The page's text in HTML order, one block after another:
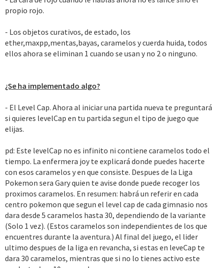
propio rojo.
- Los objetos curativos, de estado, los
ether,maxpp,mentas,bayas, caramelos y cuerda huida, todos
ellos ahora se eliminan 1 cuando se usan y no 2 o ninguno.
¿Se ha implementado algo?
- El Level Cap. Ahora al iniciar una partida nueva te preguntará
si quieres levelCap en tu partida segun el tipo de juego que
elijas.
pd: Este levelCap no es infinito ni contiene caramelos todo el
tiempo. La enfermera joy te explicará donde puedes hacerte
con esos caramelos y en que consiste. Despues de la Liga
Pokemon sera Gary quien te avise donde puede recoger los
proximos caramelos. En resumen: habrá un referir en cada
centro pokemon que segun el level cap de cada gimnasio nos
dara desde 5 caramelos hasta 30, dependiendo de la variante
(Solo 1 vez). (Estos caramelos son independientes de los que
encuentres durante la aventura.) Al final del juego, el lider
ultimo despues de la liga en revancha, si estas en leveCap te
dara 30 caramelos, mientras que si no lo tienes activo este